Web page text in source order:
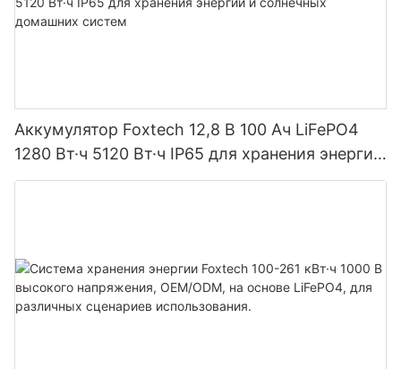
Аккумулятор Foxtech 12,8 В 100 Ач LiFePO4
1280 Вт·ч 5120 Вт·ч IP65 для хранения энергии
и солнечных домашних систем